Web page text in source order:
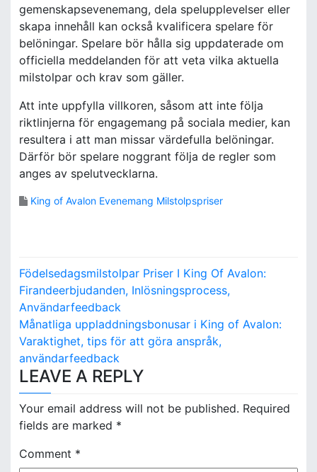
gemenskapsevenemang, dela spelupplevelser eller
skapa innehåll kan också kvalificera spelare för
belöningar. Spelare bör hålla sig uppdaterade om
officiella meddelanden för att veta vilka aktuella
milstolpar och krav som gäller.
Att inte uppfylla villkoren, såsom att inte följa
riktlinjerna för engagemang på sociala medier, kan
resultera i att man missar värdefulla belöningar.
Därför bör spelare noggrant följa de regler som
anges av spelutvecklarna.
King of Avalon Evenemang Milstolpspriser
P
o
s
t
n
a
v
i
Födelsedagsmilstolpar Priser I King Of Avalon:
Firandeerbjudanden, Inlösningsprocess,
Användarfeedback
Månatliga uppladdningsbonusar i King of Avalon:
Varaktighet, tips för att göra anspråk,
användarfeedback
LEAVE A REPLY
Your email address will not be published. Required
fields are marked *
Comment *